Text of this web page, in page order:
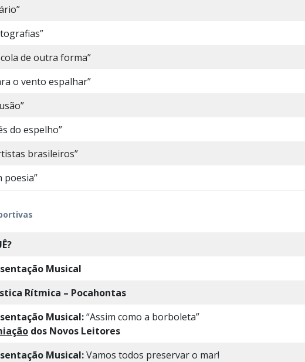
de outra forma”
o vento espalhar”
do espelho”
brasileiros”
poesia”
Musical
Rítmica – Pocahontas
Musical:“Assim como a borboleta”
dos Novos Leitores
Musical:Vamos todos preservar o mar!